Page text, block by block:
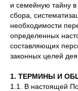
и семейную тайну в
сбора,
необходимости
определенных
составляющих
законных целей
1. ТЕРМИНЫ И
1.1. В настоящей